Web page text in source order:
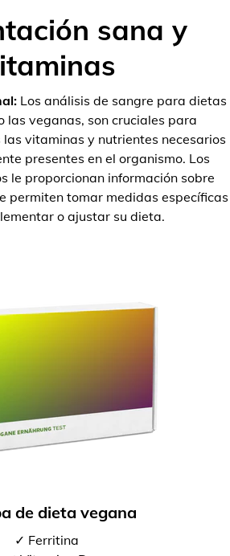
sana y
Los análisis de sangre para dietas
las veganas, son cruciales para
vitaminas y nutrientes necesarios
presentes en el organismo. Los
le proporcionan información sobre
permiten tomar medidas específicas
o ajustar su dieta.
de dieta vegana
✓ Ferritina